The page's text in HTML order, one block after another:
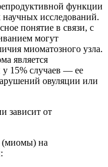
функции
исследований.
понятие в связи, с
могут
миоматозного узла.
является
15% случаев — ее
овуляции или
зависит от
(миомы) на